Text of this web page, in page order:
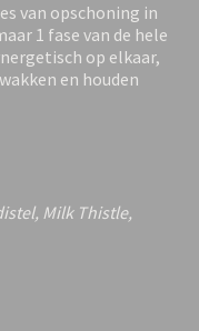
van opschoning in
1 fase van de hele
op elkaar,
en houden
Milk Thistle,